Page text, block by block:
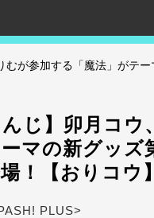
むが参加する「魔法」がテ
んじ】卯月コ
マの新グッ
！【おりコウ】
PLUS>